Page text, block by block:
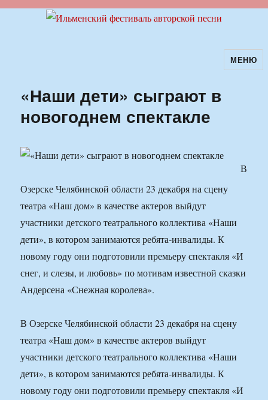
Ильменский фестиваль авторскойМЕНЮ
«Наши дети» сыграют в
новогоднем спектакле
В
Озерске Челябинской области 23 декабря на сцену
театра «Наш дом» в качестве актеров выйдут
участники детского театрального коллектива «Наши
дети», в котором занимаются ребята-инвалиды. К
новому году они подготовили премьеру спектакля «И
снег, и слезы, и любовь» по мотивам известной сказки
Андерсена «Снежная королева».
В Озерске Челябинской области 23 декабря на сцену
театра «Наш дом» в качестве актеров выйдут
участники детского театрального коллектива «Наши
дети», в котором занимаются ребята-инвалиды. К
новому году они подготовили премьеру спектакля «И